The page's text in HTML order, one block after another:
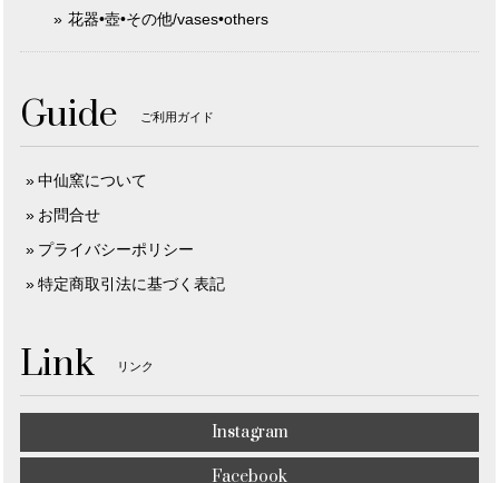
花器•壺•その他/vases•others
Guide ご利用ガイド
中仙窯について
お問合せ
プライバシーポリシー
特定商取引法に基づく表記
Link リンク
Instagram
Facebook